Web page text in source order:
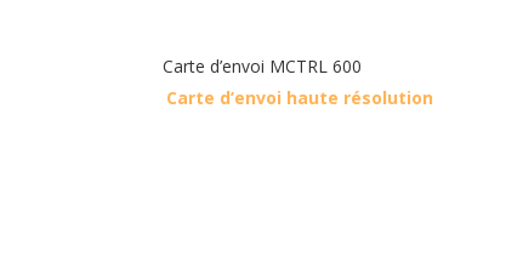
Carte d’envoi MCTRL 600
Carte d’envoi haute résolution